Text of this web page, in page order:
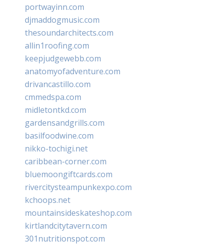
portwayinn.com
djmaddogmusic.com
thesoundarchitects.com
allin1roofing.com
keepjudgewebb.com
anatomyofadventure.com
drivancastillo.com
cmmedspa.com
midletontkd.com
gardensandgrills.com
basilfoodwine.com
nikko-tochigi.net
caribbean-corner.com
bluemoongiftcards.com
rivercitysteampunkexpo.com
kchoops.net
mountainsideskateshop.com
kirtlandcitytavern.com
301nutritionspot.com